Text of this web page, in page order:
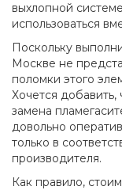
выхлопной
использоваться
Поскольку
Москве не
поломки этого
Хочется
замена
довольно
только в
производителя.
Как правило,